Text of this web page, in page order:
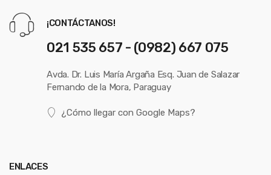
¡CONTÁCTANOS!
021 535 657 - (0982) 667 075
Avda. Dr. Luis María Argaña Esq. Juan de Salazar
Fernando de la Mora, Paraguay
¿Cómo llegar con Google Maps?
ENLACES